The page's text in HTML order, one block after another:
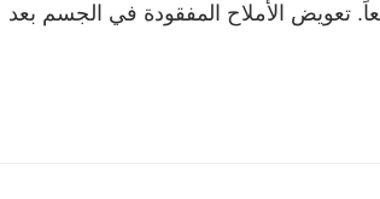
تعويض الأملاح المفقودة في الجسم بعد